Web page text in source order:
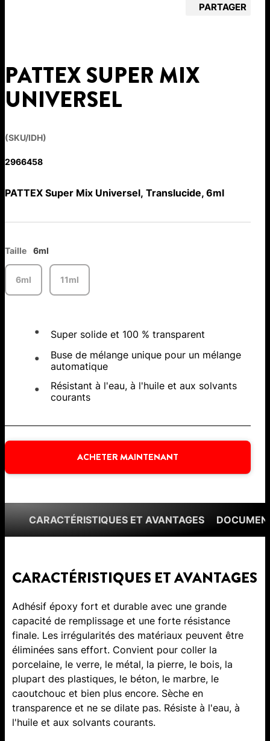
PARTAGER
PATTEX SUPER MIX
UNIVERSEL
(SKU/IDH)
2966458
PATTEX Super Mix Universel, Translucide, 6ml
Taille 6ml
6ml 11ml
Super solide et 100 % transparent
Buse de mélange unique pour un mélange
automatique
Résistant à l'eau, à l'huile et aux solvants
courants
ACHETER MAINTENANT
CARACTÉRISTIQUES ET AVANTAGES
CARACTÉRISTIQUES ET AVANTAGES
Adhésif époxy fort et durable avec une grande
capacité de remplissage et une forte résistance
finale. Les irrégularités des matériaux peuvent être
éliminées sans effort. Convient pour coller la
porcelaine, le verre, le métal, la pierre, le bois, la
plupart des plastiques, le béton, le marbre, le
caoutchouc et bien plus encore. Sèche en
transparence et ne se dilate pas. Résiste à l'eau, à
l'huile et aux solvants courants.